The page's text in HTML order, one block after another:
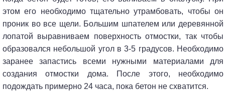
этом его необходимо тщательно утрамбовать, чтобы он
проник во все щели. Большим шпателем или деревянной
лопатой выравниваем поверхность отмостки, так чтобы
образовался небольшой угол в 3-5 градусов. Необходимо
заранее запастись всеми нужными материалами для
создания отмостки дома. После этого, необходимо
подождать примерно 24 часа, пока бетон не схватится.